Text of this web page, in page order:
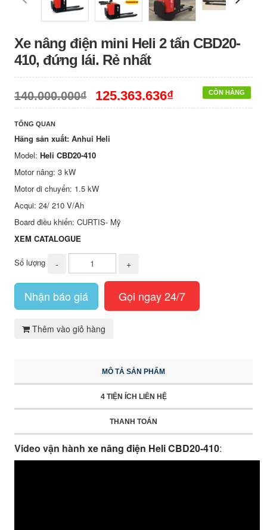
Xe nâng điện mini Heli 2 tấn CBD20-
410, đứng lái. Rẻ nhất
CÒN HÀNG
140.000.000₫ 125.363.636₫
TỔNG QUAN
Hãng sản xuất: Anhui Heli
Model: Heli CBD20-410
Motor nâng: 3 kW
Motor di chuyển: 1.5 kW
Acqui: 24/ 210 V/Ah
Board điều khiển: CURTIS- Mỹ
XEM CATALOGUE
Số lượng - +
Nhận báo giá Gọi ngay 24/7
Thêm vào giỏ hàng
MÔ TẢ SẢN PHẨM
4 TIỆN ÍCH LIÊN HỆ
THANH TOÁN
Video vận hành xe nâng điện Heli CBD20-410: